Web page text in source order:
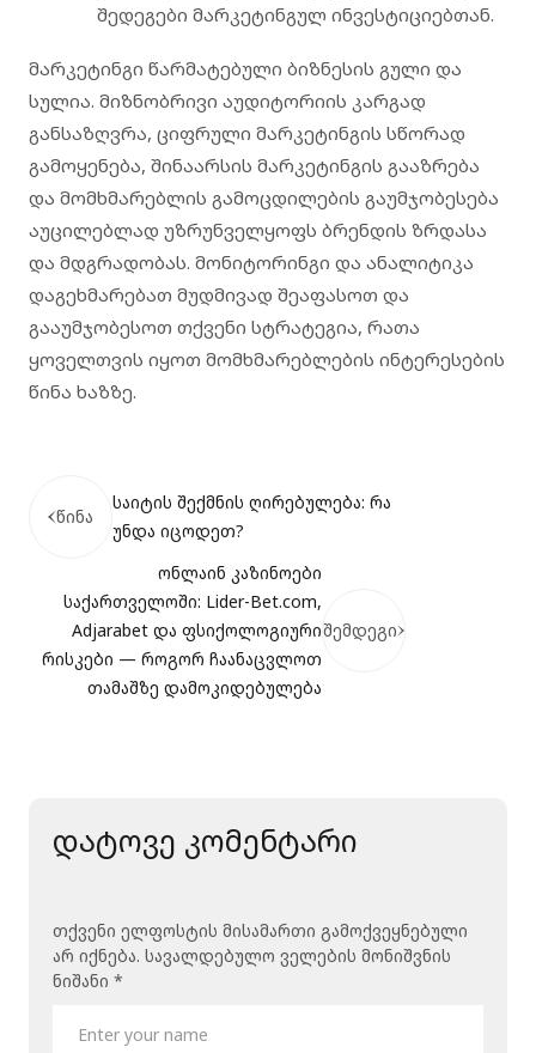
შედეგები მარკეტინგულ ინვესტიციებთან.
მარკეტინგი წარმატებული ბიზნესის გული და
სულია. მიზნობრივი აუდიტორიის კარგად
განსაზღვრა, ციფრული მარკეტინგის სწორად
გამოყენება, შინაარსის მარკეტინგის გააზრება
და მომხმარებლის გამოცდილების გაუმჯობესება
აუცილებლად უზრუნველყოფს ბრენდის ზრდასა
და მდგრადობას. მონიტორინგი და ანალიტიკა
დაგეხმარებათ მუდმივად შეაფასოთ და
გააუმჯობესოთ თქვენი სტრატეგია, რათა
ყოველთვის იყოთ მომხმარებლების ინტერესების
წინა ხაზზე.
წინა
საიტის შექმნის ღირებულება: რა
უნდა იცოდეთ?
ონლაინ კაზინოები
საქართველოში: Lider-Bet.com,
Adjarabet და ფსიქოლოგიური
რისკები — როგორ ჩაანაცვლოთ
თამაშზე დამოკიდებულება
შემდეგი
დატოვე კომენტარი
თქვენი ელფოსტის მისამართი გამოქვეყნებული
არ იქნება. სავალდებულო ველების მონიშვნის
ნიშანი *